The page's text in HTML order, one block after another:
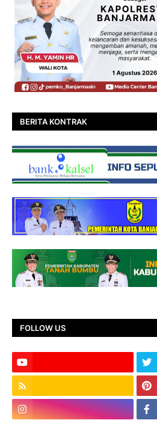
BERITA KONTRAK
FOLLOW US